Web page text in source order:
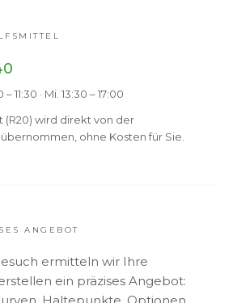
11:30 · Mi. 13:30 – 17:00
(R20) wird direkt von der
ohne Kosten für Sie.
ANGEBOT
ermitteln wir Ihre
ein präzises Angebot: